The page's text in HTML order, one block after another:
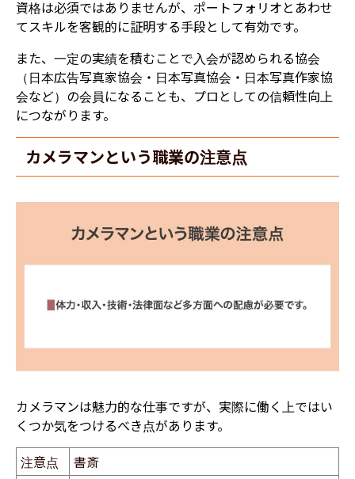
資格は必須ではありませんが、ポートフォリオとあわせ
てスキルを客観的に証明する手段として有効です。
また、一定の実績を積むことで入会が認められる協会
（日本広告写真家協会・日本写真協会・日本写真作家協
会など）の会員になることも、プロとしての信頼性向上
につながります。
カメラマンという職業の注意点
カメラマンは魅力的な仕事ですが、実際に働く上ではい
くつか気をつけるべき点があります。
注意点
書斎